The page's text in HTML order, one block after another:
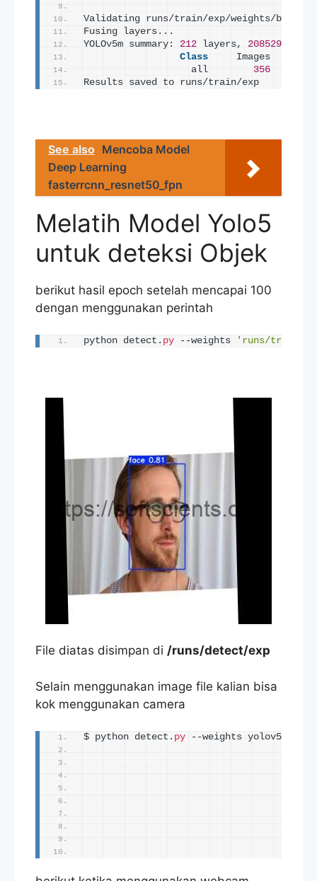
Validating runs/train/exp/weights/best.
Fusing layers...
YOLOv5m summary: 212 layers, 20852934
Class
Images
                   all
356
Results saved to runs/train/exp
See also Mencoba Model
Deep Learning
fasterrcnn_resnet50_fpn
Melatih Model Yolo5
untuk deteksi Objek
berikut hasil epoch setelah mencapai 100
dengan menggunakan perintah
python detect. py --weights 'runs/train/
File diatas disimpan di /runs/detect/exp
Selain menggunakan image file kalian bisa
kok menggunakan camera
$ python detect. py --weights yolov5s.